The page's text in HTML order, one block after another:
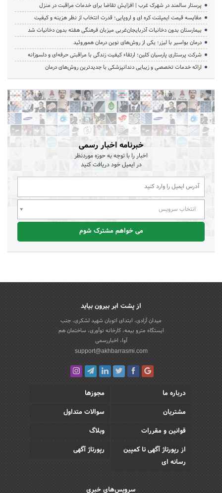
پرستار سالمند در شهرک غرب | افزایش تقاضا برای خدمات مراقبت در منزل
مقایسه قیمت ایمپلنت کره ای و اروپایی؛ قدرت انتخاب از نظر هزینه و کیفیت
بیمارستان بدون دخانیات آذربایجان‌غربی میزبان فرهنگی هفته بدون دخانیات شد
درمان بواسیر با لیزر؛ یکی از روش‌های نوین درمان هموروئید
شرکت پرستاری پارسیان کلین؛ ارتقاء کیفیت زندگی با مراقبتی حرفه‌ای و دلسوزانه
ارائه خدمات تخصصی و زیبایی دندانپزشکی با جدیدترین روش‌های درمان
خبرنامه اخبار رسمی
اخبار را با توجه به حوزه موردنظر
در ایمیل خود دریافت کنید
انتخاب سرویس
می خواهم مشترک شوم
از پشت ابر بیرون بیاید
میدان آزادی، ابتدای اتوبان شهید لشکری، جنب
ایستگاه مترو بیمه، کارخانه نوآوری، ساختمان هم
آوا، اخباررسمی
support@akhbarrasmi.com
درباره ما
مجوزها
مشتریان
سوالات متداول
قوانین و مقررات
وبلاگ
از رپورتاژ آگهی تا کمپین
رسانه ای
رپورتاژ آگهی
سرویس‌های خبری